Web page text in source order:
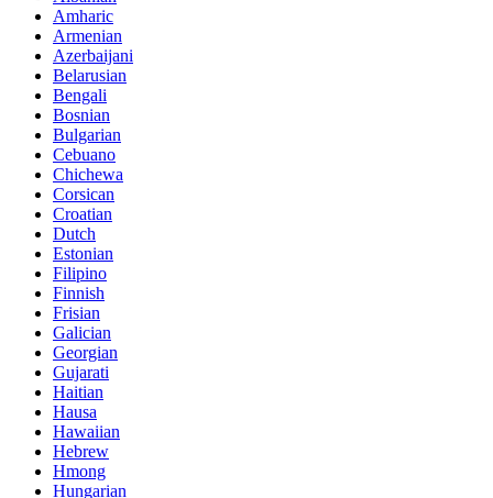
Amharic
Armenian
Azerbaijani
Belarusian
Bengali
Bosnian
Bulgarian
Cebuano
Chichewa
Corsican
Croatian
Dutch
Estonian
Filipino
Finnish
Frisian
Galician
Georgian
Gujarati
Haitian
Hausa
Hawaiian
Hebrew
Hmong
Hungarian